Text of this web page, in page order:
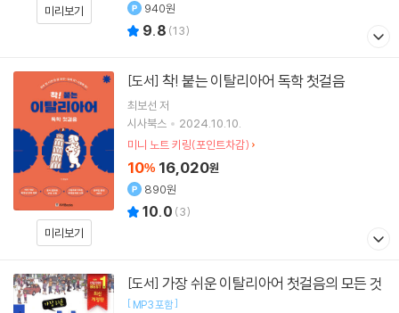
미리보기
940원
9.8 (13)
미리보기
[도서] 착! 붙는 이탈리아어 독학 첫걸음
최보선 저
시사북스
2024.10.10.
미니 노트 키링(포인트차감)
10% 16,020원
890원
10.0 (3)
[도서] 가장 쉬운 이탈리아어 첫걸음의 모든 것
[ MP3 포함]